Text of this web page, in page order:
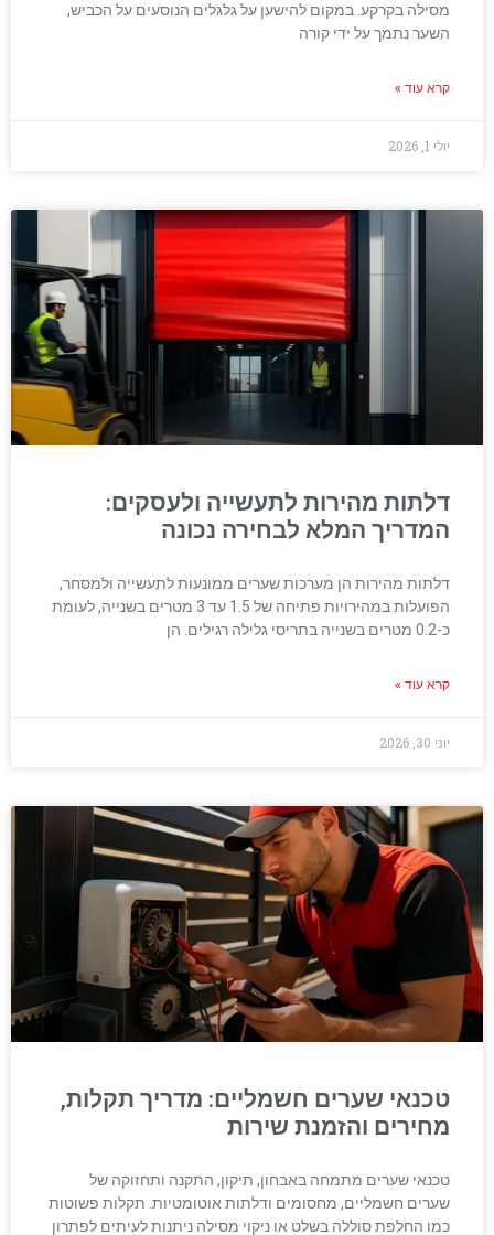
מסילה בקרקע. במקום להישען על גלגלים הנוסעים על הכביש,
השער נתמך על ידי קורה
קרא עוד »
יולי 1, 2026
דלתות מהירות לתעשייה ולעסקים:
המדריך המלא לבחירה נכונה
דלתות מהירות הן מערכות שערים ממונעות לתעשייה ולמסחר,
הפועלות במהירויות פתיחה של 1.5 עד 3 מטרים בשנייה, לעומת
כ-0.2 מטרים בשנייה בתריסי גלילה רגילים. הן
קרא עוד »
יוני 30, 2026
טכנאי שערים חשמליים: מדריך תקלות,
מחירים והזמנת שירות
טכנאי שערים מתמחה באבחון, תיקון, התקנה ותחזוקה של
שערים חשמליים, מחסומים ודלתות אוטומטיות. תקלות פשוטות
כמו החלפת סוללה בשלט או ניקוי מסילה ניתנות לעיתים לפתרון